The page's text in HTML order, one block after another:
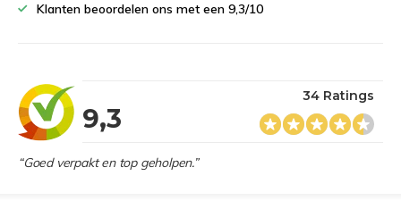
Klanten beoordelen ons met een 9,3/10
9,3
34 Ratings
“Goed verpakt en top geholpen.”